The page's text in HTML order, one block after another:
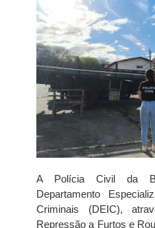
A Polícia Civil da
Departamento
Criminais (DEIC),
Repressão a Furtos e